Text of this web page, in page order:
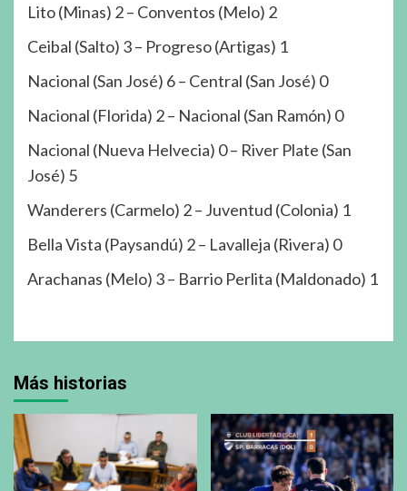
Lito (Minas) 2 – Conventos (Melo) 2
Ceibal (Salto) 3 – Progreso (Artigas) 1
Nacional (San José) 6 – Central (San José) 0
Nacional (Florida) 2 – Nacional (San Ramón) 0
Nacional (Nueva Helvecia) 0 – River Plate (San
José) 5
Wanderers (Carmelo) 2 – Juventud (Colonia) 1
Bella Vista (Paysandú) 2 – Lavalleja (Rivera) 0
Arachanas (Melo) 3 – Barrio Perlita (Maldonado) 1
Más historias